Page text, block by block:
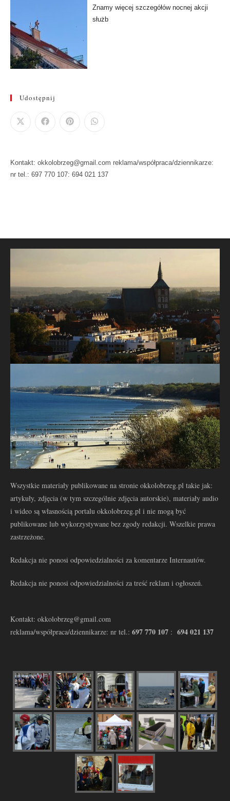
Znamy więcej szczegółów nocnej akcji
służb
Udostępnij
Kontakt: okkolobrzeg@gmail.com reklama/współpraca/dziennikarze:
nr tel.: 697 770 107: 694 021 137
Wszystkie materiały publikowane na stronie okkolobrzeg.pl takie jak:
artykuły, zdjęcia (w tym szczególnie zdjęcia autorskie), materiały audio
i wideo są własnością portalu okkolobrzeg.pl i nie mogą być
publikowane lub wykorzystywane bez zgody redakcji. Wszelkie prawa
zastrzeżone.
Redakcja nie ponosi odpowiedzialności za komentarze Internautów.
Redakcja nie ponosi odpowiedzialności za treść reklam i ogłoszeń.
Kontakt: okkolobrzeg@gmail.com
reklama/współpraca/dziennikarze: nr tel.: 697 770 107 : 694 021 137